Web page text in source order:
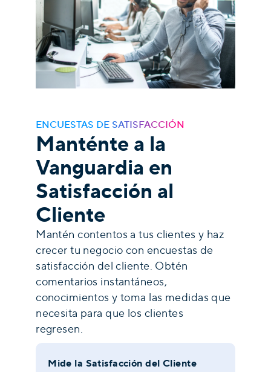
ENCUESTAS DE SATISFACCIÓN
Manténte a la
Vanguardia en
Satisfacción al
Cliente
Mantén contentos a tus clientes y haz
crecer tu negocio con encuestas de
satisfacción del cliente. Obtén
comentarios instantáneos,
conocimientos y toma las medidas que
necesita para que los clientes
regresen.
Mide la Satisfacción del Cliente